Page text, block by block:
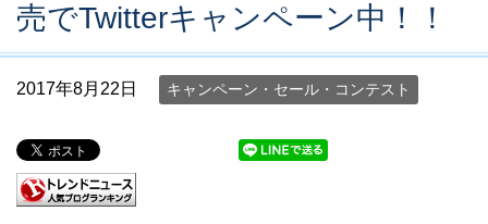
売でTwitterキャンペーン中！！
2017年8月22日 キャンペーン・セール・コンテスト